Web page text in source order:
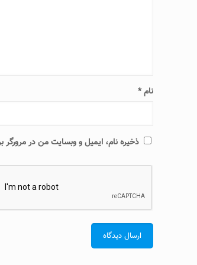
نام*
ذخیره نام، ایمیل و وبسایت من در مرورگر